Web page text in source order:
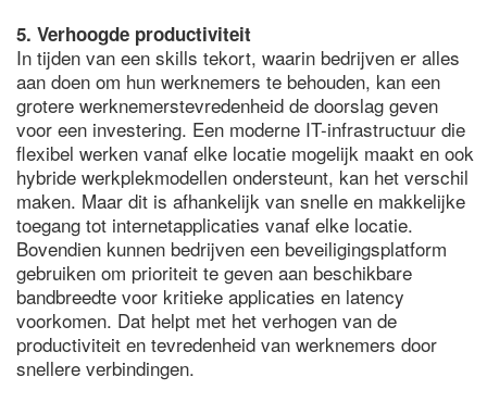
5. Verhoogde productiviteit
In tijden van een skills tekort, waarin bedrijven er alles
aan doen om hun werknemers te behouden, kan een
grotere werknemerstevredenheid de doorslag geven
voor een investering. Een moderne IT-infrastructuur die
flexibel werken vanaf elke locatie mogelijk maakt en ook
hybride werkplekmodellen ondersteunt, kan het verschil
maken. Maar dit is afhankelijk van snelle en makkelijke
toegang tot internetapplicaties vanaf elke locatie.
Bovendien kunnen bedrijven een beveiligingsplatform
gebruiken om prioriteit te geven aan beschikbare
bandbreedte voor kritieke applicaties en latency
voorkomen. Dat helpt met het verhogen van de
productiviteit en tevredenheid van werknemers door
snellere verbindingen.